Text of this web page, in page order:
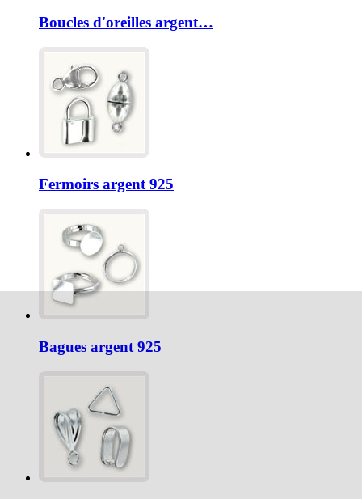
Boucles d'oreilles argent…
Fermoirs argent 925
Bagues argent 925